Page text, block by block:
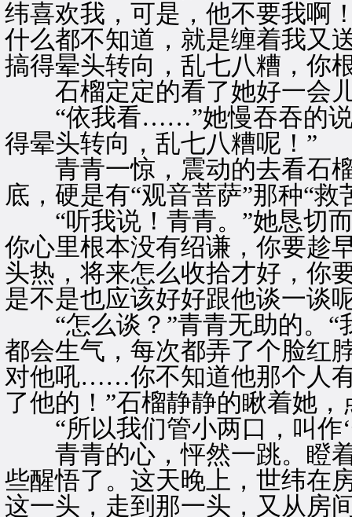
纬喜欢我，可是，他不要我啊
什么都不知道，就是缠着我又
搞得晕头转向，乱七八糟，你
石榴定定的看了她好一会
“依我看……”她慢吞吞的说
得晕头转向，乱七八糟呢！”
青青一惊，震动的去看石榴
底，硬是有“观音菩萨”那种“救
“听我说！青青。”她恳切而
你心里根本没有绍谦，你要趁
头热，将来怎么收拾才好，
是不是也应该好好跟他谈一谈
“怎么谈？”青青无助的。“
都会生气，每次都弄了个脸红
对他吼……你不知道他那个人
了他的！”石榴静静的瞅着她，
“所以我们管小两口，叫作‘
青青的心，怦然一跳。瞪着
些醒悟了。这天晚上，世纬在
这一头，走到那一头，又从房